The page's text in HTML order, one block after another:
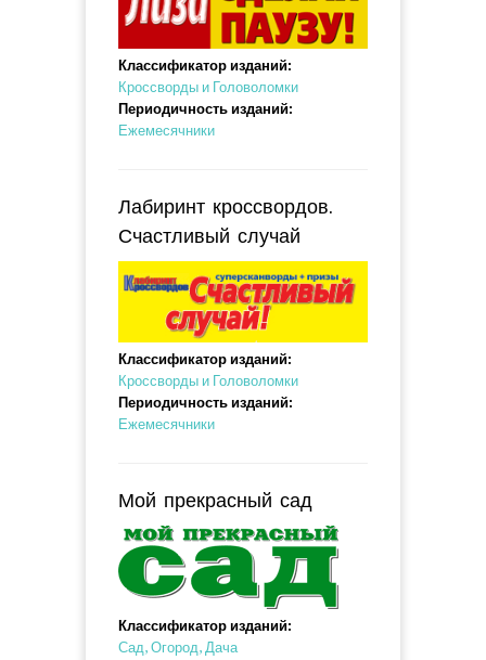
Классификатор изданий:
Кроссворды и Головоломки
Периодичность изданий:
Ежемесячники
Лабиринт кроссвордов.
Счастливый случай
Классификатор изданий:
Кроссворды и Головоломки
Периодичность изданий:
Ежемесячники
Мой прекрасный сад
Классификатор изданий:
Сад, Огород, Дача